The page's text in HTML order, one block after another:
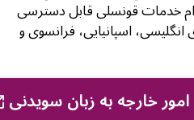
خدمات قونسلی قابل دسترسی
اسپانیایی، فرانسوی و
خارجه به زبان سویدنی